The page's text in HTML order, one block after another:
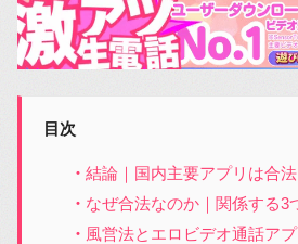
目次
結論｜国内主要アプリは合
なぜ合法なのか｜関係する3
風営法とエロビデオ通話ア